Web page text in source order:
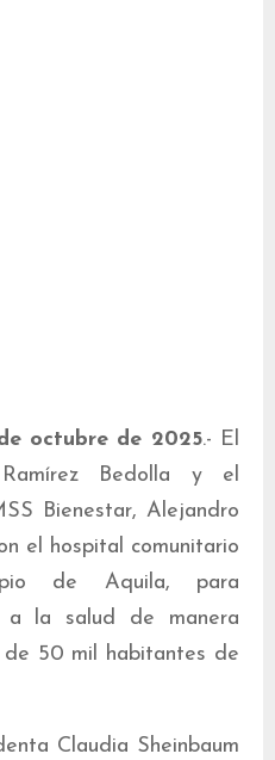
octubre de 2025.- El
Bedolla y el
Bienestar, Alejandro
el hospital comunitario
de Aquila, para
a la salud de manera
50 mil habitantes de
Claudia Sheinbaum